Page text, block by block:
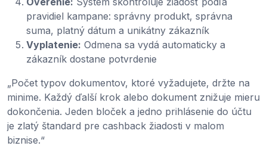
pravidiel kampane: správny produkt, správna
suma, platný dátum a unikátny zákazník
Vyplatenie: Odmena sa vydá automaticky a
zákazník dostane potvrdenie
„Počet typov dokumentov, ktoré vyžadujete, držte na
minime. Každý ďalší krok alebo dokument znižuje mieru
dokončenia. Jeden bloček a jedno prihlásenie do účtu
je zlatý štandard pre cashback žiadosti v malom
biznise.“